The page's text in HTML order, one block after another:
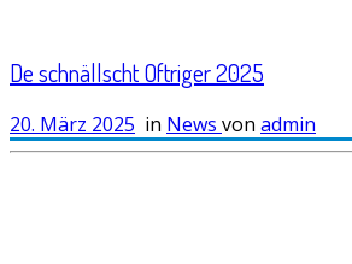
De schnällscht Oftriger 2025
20. März 2025 in News von admin